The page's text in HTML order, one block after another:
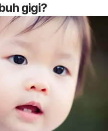
gigi?